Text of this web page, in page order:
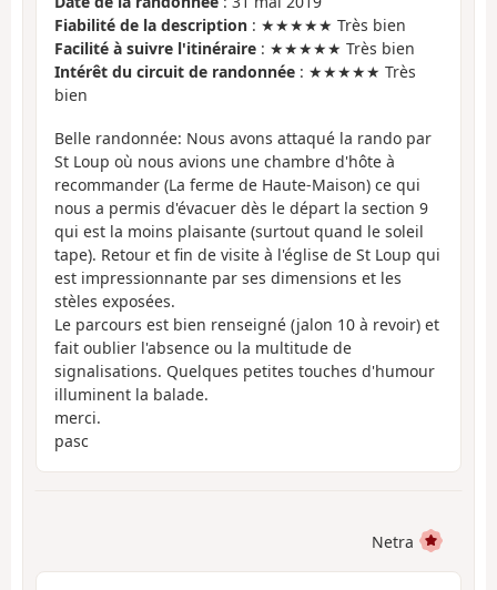
Fiabilité de la description : ★★★★★ Très bien
Facilité à suivre l'itinéraire : ★★★★★ Très bien
Intérêt du circuit de randonnée : ★★★★★ Très
bien
Belle randonnée: Nous avons attaqué la rando par
St Loup où nous avions une chambre d'hôte à
recommander (La ferme de Haute-Maison) ce qui
nous a permis d'évacuer dès le départ la section 9
qui est la moins plaisante (surtout quand le soleil
tape). Retour et fin de visite à l'église de St Loup qui
est impressionnante par ses dimensions et les
stèles exposées.
Le parcours est bien renseigné (jalon 10 à revoir) et
fait oublier l'absence ou la multitude de
signalisations. Quelques petites touches d'humour
illuminent la balade.
merci.
pasc
Netra